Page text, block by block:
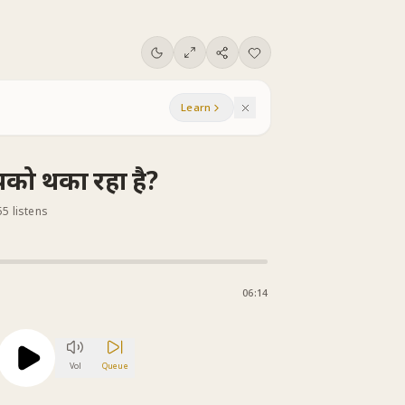
Learn
थका रहा है?
listens
06:14
Vol Queue